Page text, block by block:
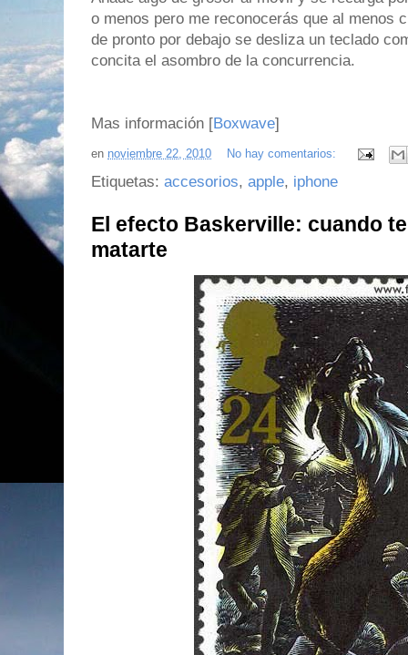
o menos pero me reconocerás que al menos
de pronto por debajo se desliza un teclado
concita el asombro de la concurrencia.
Mas información [Boxwave]
en noviembre 22, 2010 No hay comentarios:
Etiquetas: accesorios, apple, iphone
El efecto Baskerville: cuando
matarte